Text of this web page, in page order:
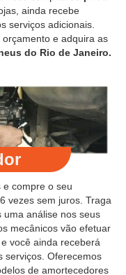
ainda recebe
serviços adicionais.
e adquira as
do Rio de Janeiro.
e compre o seu
vezes sem juros. Traga
análise nos seus
mecânicos vão efetuar
você ainda receberá
serviços. Oferecemos
de amortecedores